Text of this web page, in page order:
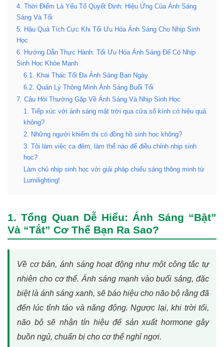
4. Thời Điểm Là Yếu Tố Quyết Định: Hiệu Ứng Của Ánh Sáng
Sáng Và Tối
5. Hậu Quả Tích Cực Khi Tối Ưu Hóa Ánh Sáng Cho Nhịp Sinh
Học
6. Hướng Dẫn Thực Hành: Tối Ưu Hóa Ánh Sáng Để Có Nhịp
Sinh Học Khỏe Mạnh
6.1. Khai Thác Tối Đa Ánh Sáng Ban Ngày
6.2. Quản Lý Thông Minh Ánh Sáng Buổi Tối
7. Câu Hỏi Thường Gặp Về Ánh Sáng Và Nhịp Sinh Học
1. Tiếp xúc với ánh sáng mặt trời qua cửa sổ kính có hiệu quả
không?
2. Những người khiếm thị có đồng hồ sinh học không?
3. Tôi làm việc ca đêm, làm thế nào để điều chỉnh nhịp sinh
học?
Làm chủ nhịp sinh học với giải pháp chiếu sáng thông minh từ
Lumilighting!
1. Tổng Quan Dễ Hiểu: Ánh Sáng “Bật”
Và “Tắt” Cơ Thể Bạn Ra Sao?
Về cơ bản, ánh sáng hoạt động như một công tắc tự
nhiên cho cơ thể. Ánh sáng mạnh vào buổi sáng, đặc
biệt là ánh sáng xanh, sẽ báo hiệu cho não bộ rằng đã
đến lúc tỉnh táo và năng động. Ngược lại, khi trời tối,
não bộ sẽ nhận tín hiệu để sản xuất hormone gây
buồn ngủ, chuẩn bị cho cơ thể nghỉ ngơi.